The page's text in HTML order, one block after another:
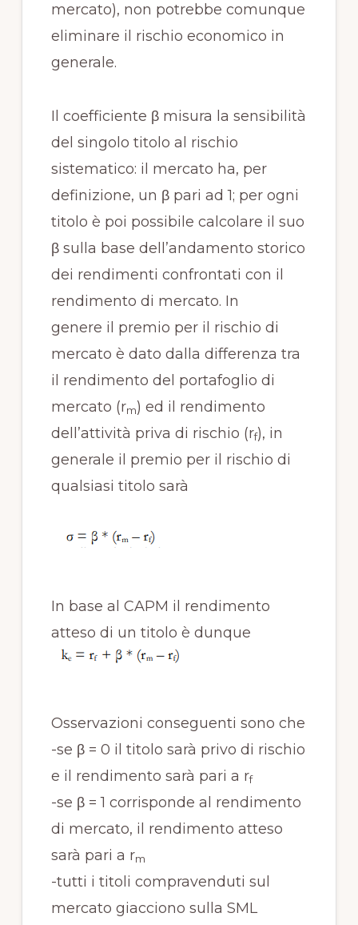
mercato), non potrebbe comunque
eliminare il rischio economico in
generale.
Il coefficiente β misura la sensibilità
del singolo titolo al rischio
sistematico: il mercato ha, per
definizione, un β pari ad 1; per ogni
titolo è poi possibile calcolare il suo
β sulla base dell’andamento storico
dei rendimenti confrontati con il
rendimento di mercato. In
genere il premio per il rischio di
mercato è dato dalla differenza tra
il rendimento del portafoglio di
mercato (rm) ed il rendimento
dell’attività priva di rischio (rf), in
generale il premio per il rischio di
qualsiasi titolo sarà
In base al CAPM il rendimento
atteso di un titolo è dunque
Osservazioni conseguenti sono che
-se β = 0 il titolo sarà privo di rischio
e il rendimento sarà pari a rf
-se β = 1 corrisponde al rendimento
di mercato, il rendimento atteso
sarà pari a rm
-tutti i titoli compravenduti sul
mercato giacciono sulla SML